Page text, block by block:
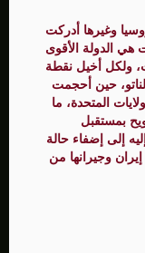
وغيرها أدركت
هي الدولة الأقوى
ولكل أخيل نقطة
حين أحجمت
المتحدة، ما
بمستقبل
إلى إضفاء حالة
وجيرانها من